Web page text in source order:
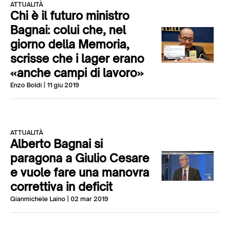
ATTUALITÀ
Chi è il futuro ministro
Bagnai: colui che, nel
giorno della Memoria,
scrisse che i lager erano
«anche campi di lavoro»
Enzo Boldi | 11 giu 2019
ATTUALITÀ
Alberto Bagnai si
paragona a Giulio Cesare
e vuole fare una manovra
correttiva in deficit
Gianmichele Laino | 02 mar 2019